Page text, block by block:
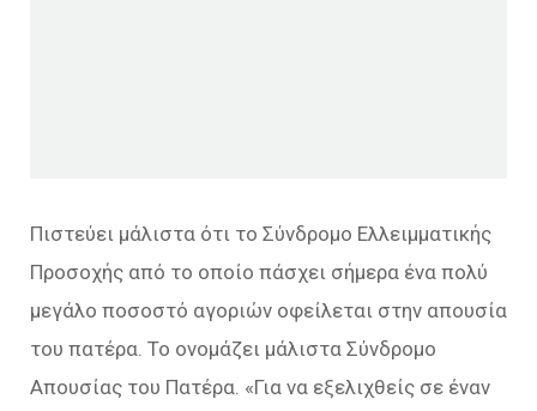
Πιστεύει μάλιστα ότι το Σύνδρομο Ελλειμματικής
Προσοχής από το οποίο πάσχει σήμερα ένα πολύ
μεγάλο ποσοστό αγοριών οφείλεται στην απουσία
του πατέρα. Το ονομάζει μάλιστα Σύνδρομο
Απουσίας του Πατέρα. «Για να εξελιχθείς σε έναν